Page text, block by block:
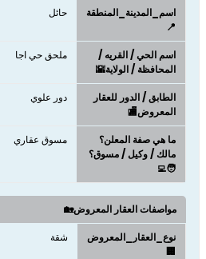
اسم_المدينة_المنطقة
📍
حائل
اسم الحي / القريه /
المحافظة / الولاية🌇
ملحق حي اجا
الطابق / الدور للعقار
المعروض🏬
دور علوي
ما هي صفة المعلن؟
مالك / وكيل / مسوق؟
🧑‍💻
مسوق عقاري
مواصفات العقار المعروض🏡
نوع_العقار_المعروض
🏢
شقة